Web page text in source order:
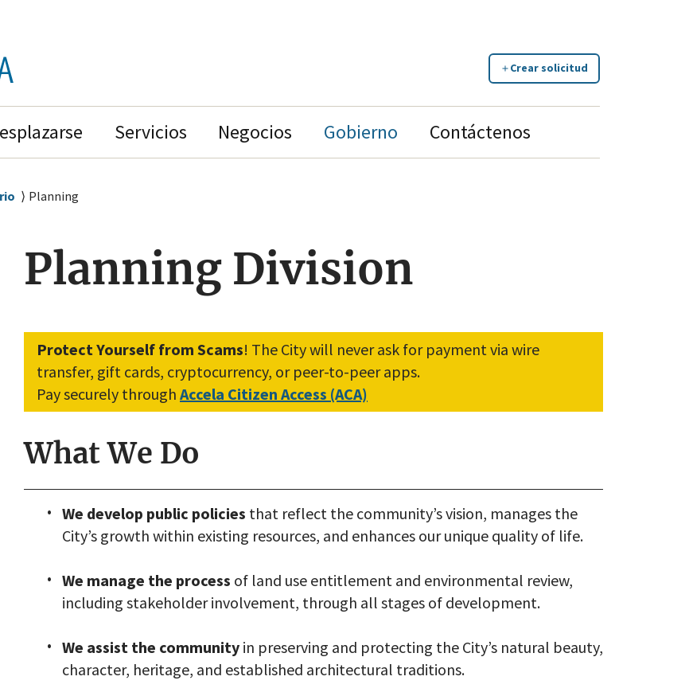
Crear solicitud
Servicios Negocios Gobierno Contáctenos
Planning
Planning Division
Protect Yourself from Scams! The City will never ask for payment via wire
transfer, gift cards, cryptocurrency, or peer-to-peer apps.
Pay securely through Accela Citizen Access (ACA)
What We Do
We develop public policies that reflect the community’s vision, manages the
City’s growth within existing resources, and enhances our unique quality of life.
We manage the process of land use entitlement and environmental review,
including stakeholder involvement, through all stages of development.
We assist the community in preserving and protecting the City’s natural beauty,
character, heritage, and established architectural traditions.